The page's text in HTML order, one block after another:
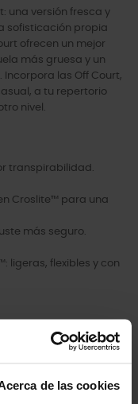
de las cookies
una versión fresca y
sofisticación propia
ofrecen un mejor
más gruesa y un
las Off Court,
a tu repertorio
nivel.
transpirabilidad.
Croslite™ para una
más seguro.
ligeras, flexibles y con
este